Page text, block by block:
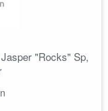
"Rocks" Sp,